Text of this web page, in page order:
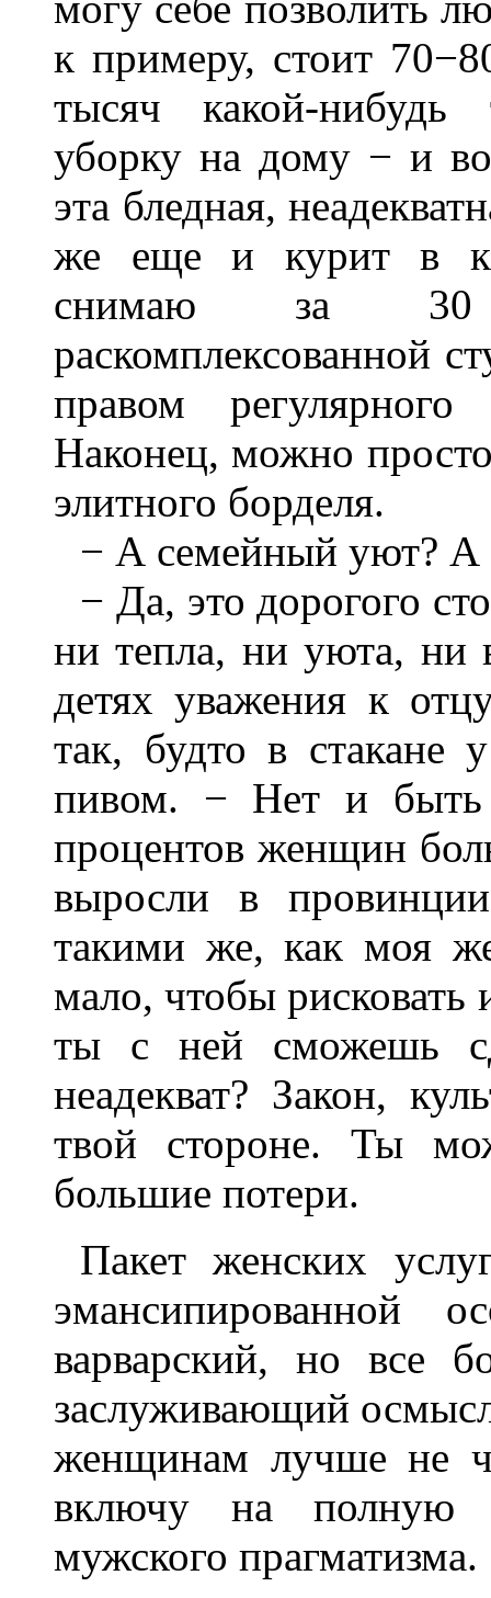
к примеру, стоит
тысяч какой-нибудь
уборку на дому − и
эта бледная,
же еще и курит в
снимаю за 30
раскомплексованной
правом
Наконец, можно
элитного борделя.
− А семейный уют? А
− Да, это дорогого
ни тепла, ни уюта, ни
детях уважения к
так, будто в стакане
пивом. − Нет и
процентов женщин
выросли в
такими же, как моя
мало, чтобы рисковать
ты с ней сможешь
неадекват? Закон,
твой стороне. Ты
большие потери.
Пакет женских
эмансипированной
варварский, но все
заслуживающий
женщинам лучше не
включу на полную
мужского прагматизма.